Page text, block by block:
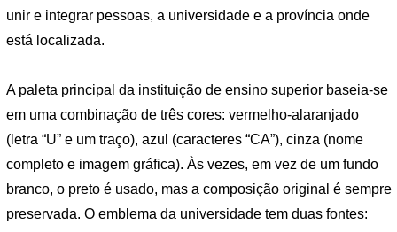
unir e integrar pessoas, a universidade e a província onde
está localizada.
A paleta principal da instituição de ensino superior baseia-se
em uma combinação de três cores: vermelho-alaranjado
(letra “U” e um traço), azul (caracteres “CA”), cinza (nome
completo e imagem gráfica). Às vezes, em vez de um fundo
branco, o preto é usado, mas a composição original é sempre
preservada. O emblema da universidade tem duas fontes: